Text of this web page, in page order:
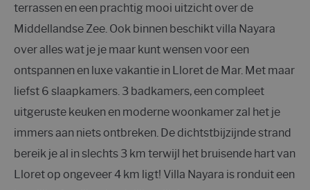
terrassen en een prachtig mooi uitzicht over de
Middellandse Zee. Ook binnen beschikt villa Nayara
over alles wat je je maar kunt wensen voor een
ontspannen en luxe vakantie in Lloret de Mar. Met maar
liefst 6 slaapkamers. 3 badkamers, een compleet
uitgeruste keuken en moderne woonkamer zal het je
immers aan niets ontbreken. De dichtstbijzijnde strand
bereik je al in slechts 3 km terwijl het bruisende hart van
Lloret op ongeveer 4 km ligt! Villa Nayara is ronduit een